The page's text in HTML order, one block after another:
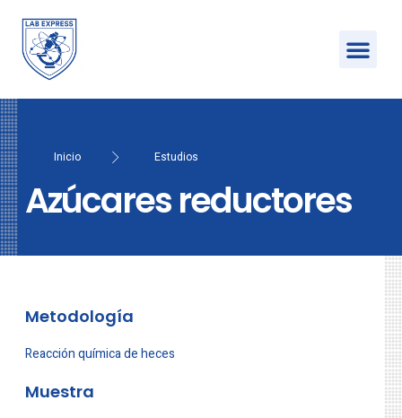
Inicio Estudios
Azúcares reductores
Metodología
Reacción química de heces
Muestra